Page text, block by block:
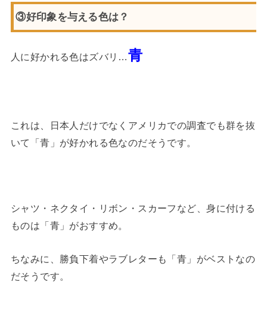
③好印象を与える色は？
人に好かれる色はズバリ…青
これは、日本人だけでなくアメリカでの調査でも群を抜
いて「青」が好かれる色なのだそうです。
シャツ・ネクタイ・リボン・スカーフなど、身に付ける
ものは「青」がおすすめ。
ちなみに、勝負下着やラブレターも「青」がベストなの
だそうです。